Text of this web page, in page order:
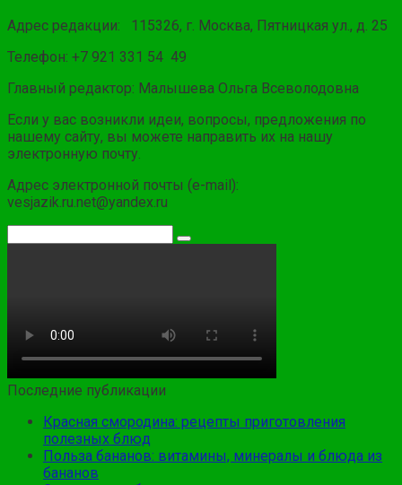
Адрес редакции: 115326, г. Москва, Пятницкая ул., д. 25
Телефон: +7 921 331 54 49
Главный редактор: Малышева Ольга Всеволодовна
Если у вас возникли идеи, вопросы, предложения по
нашему сайту, вы можете направить их на нашу
электронную почту.
Адрес электронной почты (e-mail):
vesjazik.ru.net@yandex.ru
Последние публикации
Красная смородина: рецепты приготовления
полезных блюд
Польза бананов: витамины, минералы и блюда из
бананов